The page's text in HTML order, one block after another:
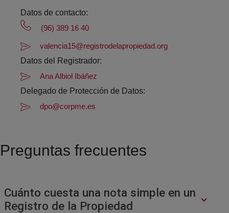
Datos de contacto:
(96) 389 16 40
valencia15@registrodelapropiedad.org
Datos del Registrador:
Ana Albiol Ibáñez
Delegado de Protección de Datos:
dpo@corpme.es
Preguntas frecuentes
Cuánto cuesta una nota simple en un
Registro de la Propiedad